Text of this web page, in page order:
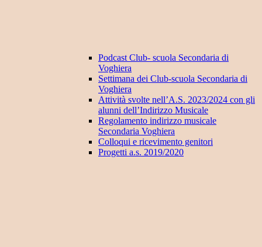
Podcast Club- scuola Secondaria di
Voghiera
Settimana dei Club-scuola Secondaria di
Voghiera
Attività svolte nell’A.S. 2023/2024 con gli
alunni dell’Indirizzo Musicale
Regolamento indirizzo musicale
Secondaria Voghiera
Colloqui e ricevimento genitori
Progetti a.s. 2019/2020